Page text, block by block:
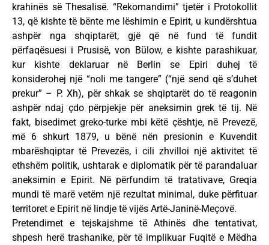
krahinës së Thesalisë. “Rekomandimi” tjetër i Protokollit
13, që kishte të bënte me lëshimin e Epirit, u kundërshtua
ashpër nga shqiptarët, gjë që në fund të fundit
përfaqësuesi i Prusisë, von Bülow, e kishte parashikuar,
kur kishte deklaruar në Berlin se Epiri duhej të
konsiderohej një “noli me tangere” (“një send që s’duhet
prekur” – P. Xh), për shkak se shqiptarët do të reagonin
ashpër ndaj çdo përpjekje për aneksimin grek të tij. Në
fakt, bisedimet greko-turke mbi këtë çështje, në Prevezë,
më 6 shkurt 1879, u bënë nën presionin e Kuvendit
mbarëshqiptar të Prevezës, i cili zhvilloi një aktivitet të
ethshëm politik, ushtarak e diplomatik për të parandaluar
aneksimin e Epirit. Në përfundim të tratativave, Greqia
mundi të marë vetëm një rezultat minimal, duke përfituar
territoret e Epirit në lindje të vijës Artë-Janinë-Meçovë.
Pretendimet e tejskajshme të Athinës dhe tentativat,
shpesh herë trashanike, për të implikuar Fuqitë e Mëdha